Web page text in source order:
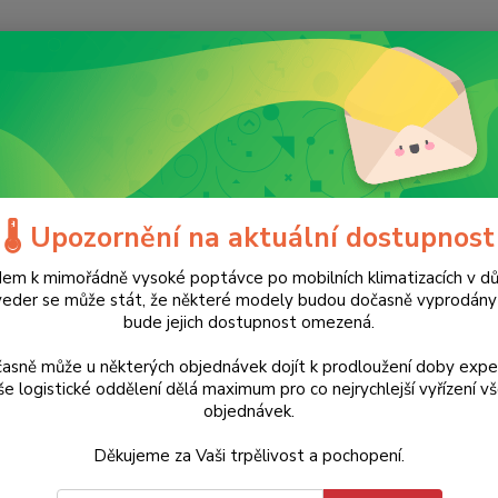
(Po-
Klimatizace
Mobilní klimatizace PAC 3000 X
klimatizace PAC 3000 X
h) - zdarma těsnění do oken
a
🌡️ Upozornění na aktuální dostupnost
k mimořádně vysoké poptávce po mobilních klimatizacích v
se může stát, že některé modely budou dočasně
bude jejich dostupnost omezená.
může u některých objednávek dojít k prodloužení doby
logistické oddělení dělá maximum pro co nejrychlejší vyřízení
objednávek.
Děkujeme za Vaši trpělivost a pochopení.